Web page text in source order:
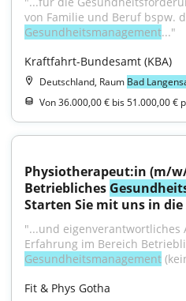
Gesundheitsmanagement..."
Kraftfahrt-Bundesamt (KBA)
Deutschland, Raum Bad
Von 36.000,00 € bis 51.000,00 €
Physiotherapeut:in (m/
Betriebliches
Starten Sie mit uns in
"...und eigenverantwortliches
Gesundheitsmanagement
Fit & Phys Gotha